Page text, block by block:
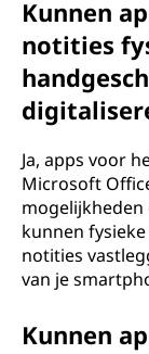
Kunnen
notities
Ja, apps voor
Microsoft
mogelijkheden
kunnen
notities
van je
Kunnen